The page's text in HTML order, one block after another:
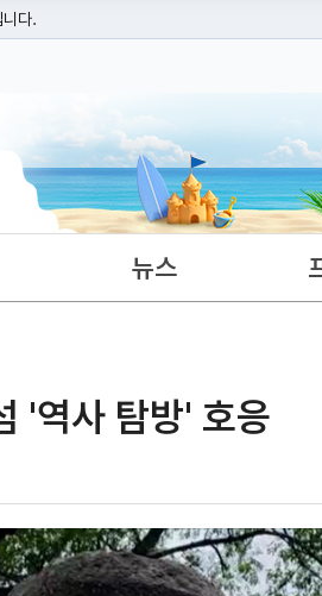
다.
하고 있다면 아래 URL에서 도메인 주소를 확인
뉴스
'역사 탐방' 호응